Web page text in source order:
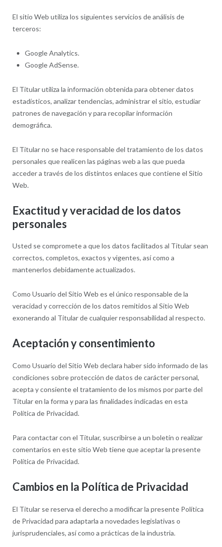
El sitio Web utiliza los siguientes servicios de análisis de
terceros:
Google Analytics.
Google AdSense.
El Titular utiliza la información obtenida para obtener datos
estadísticos, analizar tendencias, administrar el sitio, estudiar
patrones de navegación y para recopilar información
demográfica.
El Titular no se hace responsable del tratamiento de los datos
personales que realicen las páginas web a las que pueda
acceder a través de los distintos enlaces que contiene el Sitio
Web.
Exactitud y veracidad de los datos
personales
Usted se compromete a que los datos facilitados al Titular sean
correctos, completos, exactos y vigentes, así como a
mantenerlos debidamente actualizados.
Como Usuario del Sitio Web es el único responsable de la
veracidad y corrección de los datos remitidos al Sitio Web
exonerando al Titular de cualquier responsabilidad al respecto.
Aceptación y consentimiento
Como Usuario del Sitio Web declara haber sido informado de las
condiciones sobre protección de datos de carácter personal,
acepta y consiente el tratamiento de los mismos por parte del
Titular en la forma y para las finalidades indicadas en esta
Política de Privacidad.
Para contactar con el Titular, suscribirse a un boletín o realizar
comentarios en este sitio Web tiene que aceptar la presente
Política de Privacidad.
Cambios en la Política de Privacidad
El Titular se reserva el derecho a modificar la presente Política
de Privacidad para adaptarla a novedades legislativas o
jurisprudenciales, así como a prácticas de la industria.